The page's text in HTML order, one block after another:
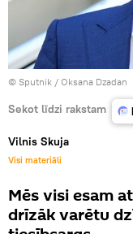
© Sputnik / Oksana Dzadan
Sekot līdzi rakstam
Vilnis Skuja
Visi materiāli
Mēs visi esam
drīzāk varētu